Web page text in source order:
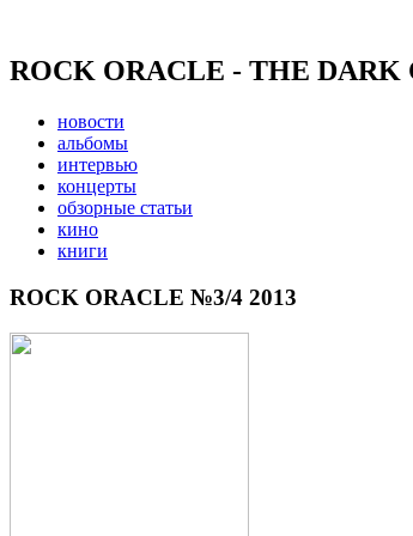
ROCK ORACLE - THE
новости
альбомы
интервью
концерты
обзорные статьи
кино
книги
ROCK ORACLE №3/4 2013